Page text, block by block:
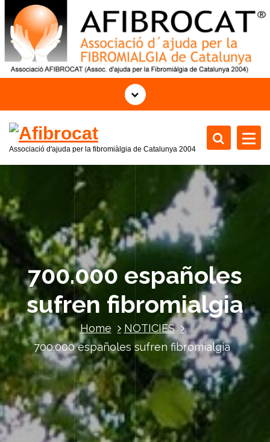
o
n
Associació d'ajuda per la fibromiàlgia de Catalunya 2004
700.000 españoles
sufren fibromialgia
Home
NOTICIES
700.000 españoles sufren fibromialgia